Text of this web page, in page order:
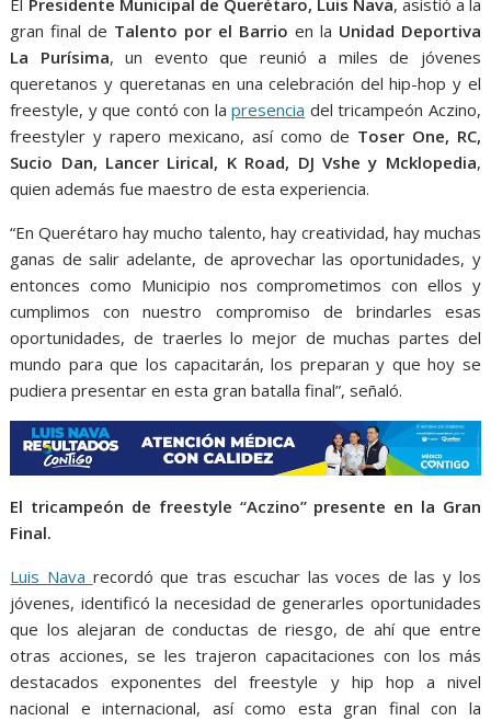
o
k
p
p
g
er
m
gran final de Talento por el Barrio en la Unidad Deportiva
La Purísima, un evento que reunió a miles de jóvenes
queretanos y queretanas en una celebración del hip-hop y el
freestyle, y que contó con lapresencia del tricampeón Aczino,
freestyler y rapero mexicano, así como de Toser One, RC,
Sucio Dan, Lancer Lirical, K Road, DJ Vshe y Mcklopedia,
quien además fue maestro de esta experiencia.
“En Querétaro hay mucho talento, hay creatividad, hay muchas
ganas de salir adelante, de aprovechar las oportunidades, y
entonces como Municipio nos comprometimos con ellos y
cumplimos con nuestro compromiso de brindarles esas
oportunidades, de traerles lo mejor de muchas partes del
mundo para que los capacitarán, los preparan y que hoy se
pudiera presentar en esta gran batalla final”, señaló.
El tricampeón de freestyle “Aczino” presente en la Gran
Final.
Luis Nava recordó que tras escuchar las voces de las y los
jóvenes, identificó la necesidad de generarles oportunidades
que los alejaran de conductas de riesgo, de ahí que entre
otras acciones, se les trajeron capacitaciones con los más
destacados exponentes del freestyle y hip hop a nivel
nacional e internacional, así como esta gran final con la